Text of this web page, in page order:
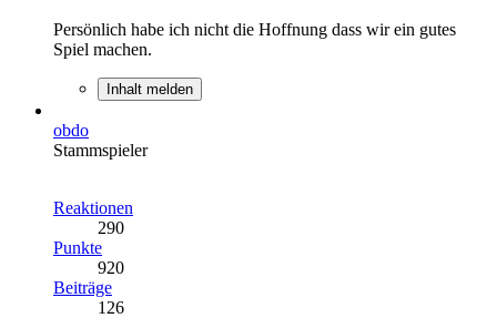
Persönlich habe ich nicht die Hoffnung dass wir ein gutes
Spiel machen.
Inhalt melden
obdo
Stammspieler
Reaktionen
290
Punkte
920
Beiträge
126